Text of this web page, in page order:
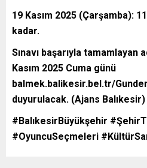
19 Kasım 2025 (Çarşamba):
kadar.
Sınavı başarıyla tamamlayan
Kasım 2025 Cuma günü
balmek.balikesir.bel.tr/
duyurulacak. (Ajans Balıkesir)
#BalıkesirBüyükşehir
#OyuncuSeçmeleri